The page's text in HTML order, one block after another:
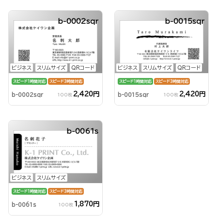
ビジネス スリムサイズ QRコード
b-0002sqr
スピード1時間対応 スピード3時間対応
b-0002sqr 100枚 2,420円
ビジネス スリムサイズ QRコード
b-0015sqr
スピード1時間対応 スピード3時間対応
b-0015sqr 100枚 2,420円
ビジネス スリムサイズ
b-0061s
スピード1時間対応 スピード3時間対応
b-0061s 100枚 1,870円